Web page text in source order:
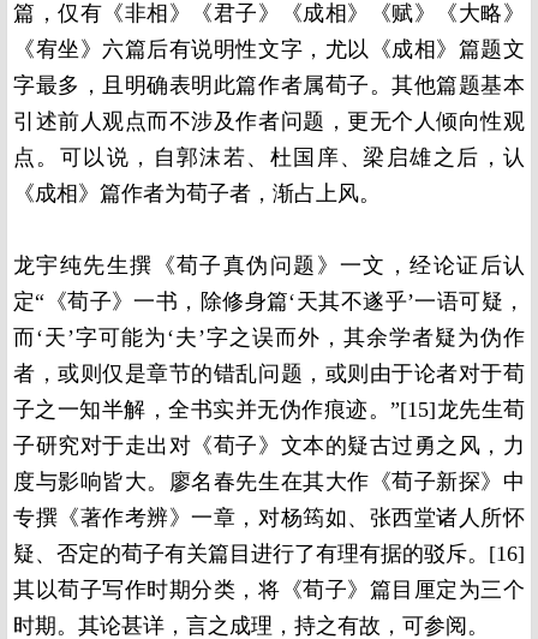
篇，仅有《非相》《君子》《成相》《赋》《大略》
《宥坐》六篇后有说明性文字，尤以《成相》篇题文
字最多，且明确表明此篇作者属荀子。其他篇题基本
引述前人观点而不涉及作者问题，更无个人倾向性观
点。可以说，自郭沫若、杜国庠、梁启雄之后，认
《成相》篇作者为荀子者，渐占上风。
龙宇纯先生撰《荀子真伪问题》一文，经论证后认
定“《荀子》一书，除修身篇‘天其不遂乎’一语可疑，
而‘天’字可能为‘夫’字之误而外，其余学者疑为伪作
者，或则仅是章节的错乱问题，或则由于论者对于荀
子之一知半解，全书实并无伪作痕迹。”[15]龙先生荀
子研究对于走出对《荀子》文本的疑古过勇之风，力
度与影响皆大。廖名春先生在其大作《荀子新探》中
专撰《著作考辨》一章，对杨筠如、张西堂诸人所怀
疑、否定的荀子有关篇目进行了有理有据的驳斥。[16]
其以荀子写作时期分类，将《荀子》篇目厘定为三个
时期。其论甚详，言之成理，持之有故，可参阅。